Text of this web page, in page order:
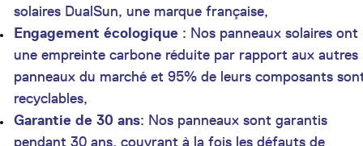
solaires DualSun, une marque française,
Engagement écologique : Nos panneaux solaires ont
une empreinte carbone réduite par rapport aux autres
panneaux du marché et 95% de leurs composants
recyclables,
Garantie de 30 ans: Nos panneaux sont garantis
pendant 30 ans, couvrant à la fois les défauts de